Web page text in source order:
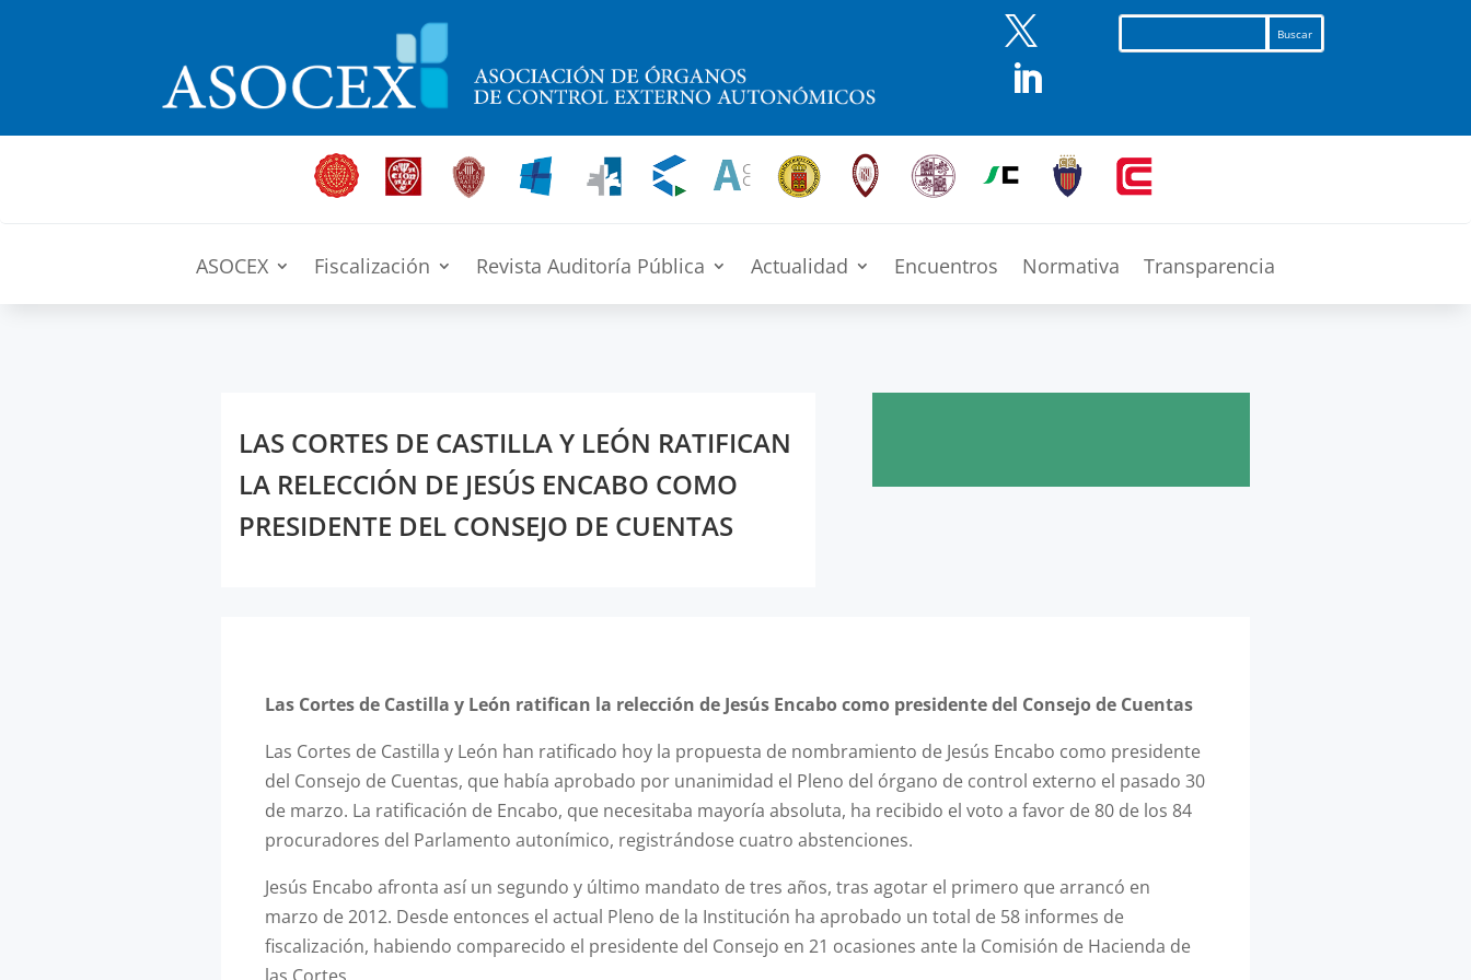


ASOCEX Fiscalización Revista Auditoría Pública Actualidad Encuentros Normativa Transparencia
LAS CORTES DE CASTILLA Y LEÓN RATIFICAN
LA RELECCIÓN DE JESÚS ENCABO COMO
PRESIDENTE DEL CONSEJO DE CUENTAS
Las Cortes de Castilla y León ratifican la relección de Jesús Encabo como presidente del Consejo de Cuentas
Las Cortes de Castilla y León han ratificado hoy la propuesta de nombramiento de Jesús Encabo como presidente
del Consejo de Cuentas, que había aprobado por unanimidad el Pleno del órgano de control externo el pasado 30
de marzo. La ratificación de Encabo, que necesitaba mayoría absoluta, ha recibido el voto a favor de 80 de los 84
procuradores del Parlamento autonímico, registrándose cuatro abstenciones.
Jesús Encabo afronta así un segundo y último mandato de tres años, tras agotar el primero que arrancó en
marzo de 2012. Desde entonces el actual Pleno de la Institución ha aprobado un total de 58 informes de
fiscalización, habiendo comparecido el presidente del Consejo en 21 ocasiones ante la Comisión de Hacienda de